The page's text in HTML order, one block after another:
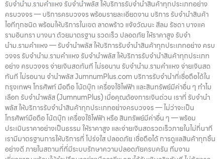
รับจำนำม.รามคำแหง รับจำนำพลัส ให้บริการรับจำนำสินค้าทุกประเภทอย่าง
ครบวงจร — บริการครบวงจร พร้อมรายละเอียดงาน บริการ รับจำนำสินค้า
ไอทีทุกชนิด พร้อมให้บริการในเขต ลาดพร้าว แจ้งวัฒนะ สีลม รัชดา บางแค
รามอินทรา บางนา ด้วยมาตรฐาน รวดเร็ว ปลอดภัย ให้ราคาสูง รับจำ
นำม.รามคำแหง — รับจำนำพลัส ให้บริการรับจำนำสินค้าทุกประเภทอย่าง ครบ
วงจร รับจำนำม.รามคำแหง รับจำนำพลัส ให้บริการรับจำนำสินค้าทุกประเภท
อย่าง ครบวงจร จ่ายเงินสดทันที ไม่รอนาน รับจำนำม.รามคำแหง จ่ายเงินสด
ทันที ไม่รอนาน จำนำพลัส JumnumPlus.com บริการรับจำนำที่เชื่อถือได้ใน
กรุงเทพฯ โทรศัพท์ มือถือ โน้ตบุ๊ก เครื่องใช้ไฟฟ้า และสินทรัพย์มีค่าอื่น ๆ ทำไม
เลือก รับจำนำพลัส (JumnumPlus) เมื่อคุณต้องการเงินด่วน เราที่ รับจำนำ
พลัส ให้บริการรับจำนำสินค้าทุกประเภทอย่างครบวงจร — ไม่ว่าจะเป็น
โทรศัพท์มือถือ โน้ตบุ๊ก เครื่องใช้ไฟฟ้า หรือ สินทรัพย์มีค่าอื่น ๆ — พร้อม
ประเมินราคาอย่างเป็นธรรม ให้ราคาสูง และจ่ายเงินสดรวดเร็วภายในไม่กี่นาที
เรามีมาตรฐานการให้บริการที่ โปร่งใส ปลอดภัย เชื่อถือได้ การดูแลสินค้าทุกชิ้น
อย่างดี ภายในสถานที่ที่มีระบบรักษาความปลอดภัยครบครัน ทีมงาน